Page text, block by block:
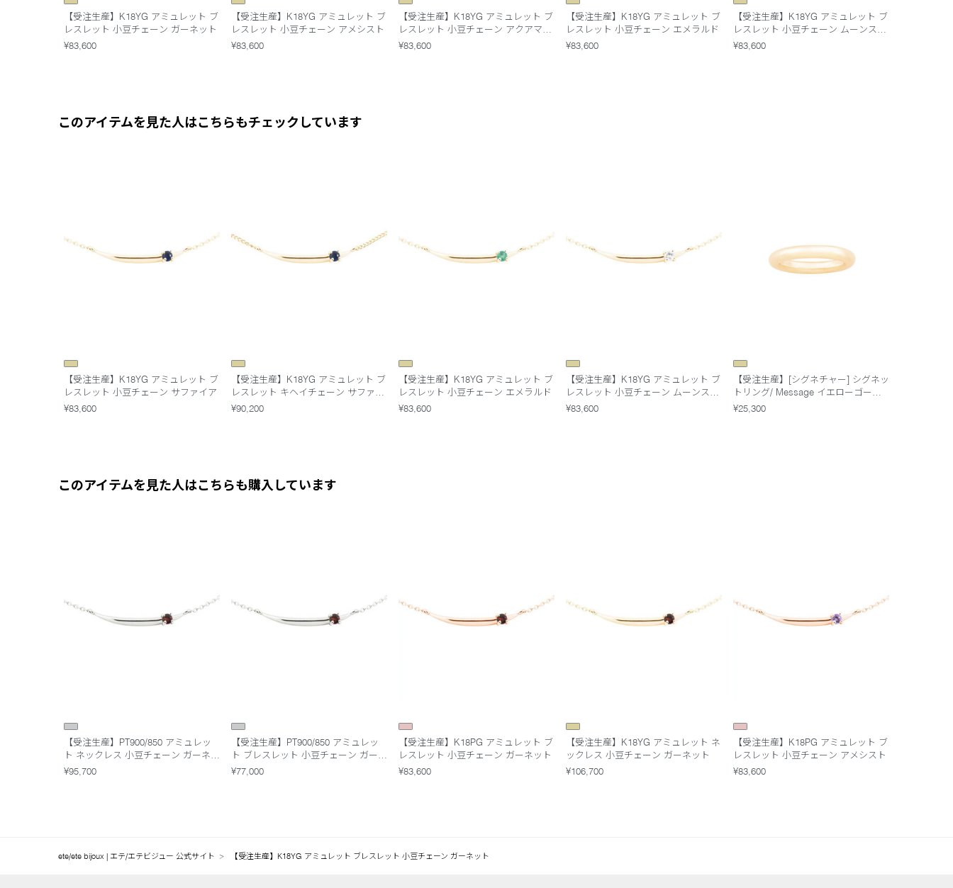
【受注生産】K18YG アミュレット ブ
レスレット 小豆チェーン ガーネット
¥83,600
【受注生産】K18YG アミュレット ブ
レスレット 小豆チェーン アメシスト
¥83,600
【受注生産】K18YG アミュレット ブ
レスレット 小豆チェーン アクアマリ
ン
¥83,600
【受注生産】K18YG アミュレット ブ
レスレット 小豆チェーン エメラルド
¥83,600
【受注生産】K18YG アミュレット ブ
レスレット 小豆チェーン ムーンスト
ーン
¥83,600
このアイテムを見た人はこちらもチェックしています
【受注生産】K18YG アミュレット ブ
レスレット 小豆チェーン サファイア
¥83,600
【受注生産】K18YG アミュレット ブ
レスレット キヘイチェーン サファイ
ア
¥90,200
【受注生産】K18YG アミュレット ブ
レスレット 小豆チェーン エメラルド
¥83,600
【受注生産】K18YG アミュレット ブ
レスレット 小豆チェーン ムーンスト
ーン
¥83,600
【受注生産】[シグネチャー] シグネッ
トリング/ Message イエローゴール
ド
¥25,300
このアイテムを見た人はこちらも購入しています
【受注生産】PT900/850 アミュレッ
ト ネックレス 小豆チェーン ガーネッ
ト
¥95,700
【受注生産】PT900/850 アミュレッ
ト ブレスレット 小豆チェーン ガーネ
ット
¥77,000
【受注生産】K18PG アミュレット ブ
レスレット 小豆チェーン ガーネット
¥83,600
【受注生産】K18YG アミュレット ネ
ックレス 小豆チェーン ガーネット
¥106,700
【受注生産】K18PG アミュレット ブ
レスレット 小豆チェーン アメシスト
¥83,600
ete/ete bijoux | エテ/エテビジュー 公式サイト 【受注生産】K18YG アミュレット ブレスレット 小豆チェーン ガーネット